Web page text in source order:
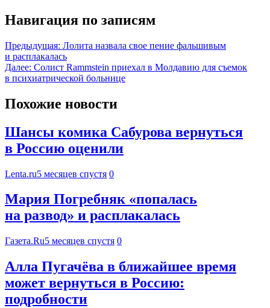
Навигация по записям
Предыдущая: Лолита назвала свое пение фальшивым
и расплакалась
Далее: Солист Rammstein приехал в Молдавию для съемок
в психиатрической больнице
Похожие новости
Шансы комика Сабурова вернуться
в Россию оценили
Lenta.ru5 месяцев спустя 0
Мария Погребняк «попалась
на развод» и расплакалась
Газета.Ru5 месяцев спустя 0
Алла Пугачёва в ближайшее время
может вернуться в Россию:
подробности